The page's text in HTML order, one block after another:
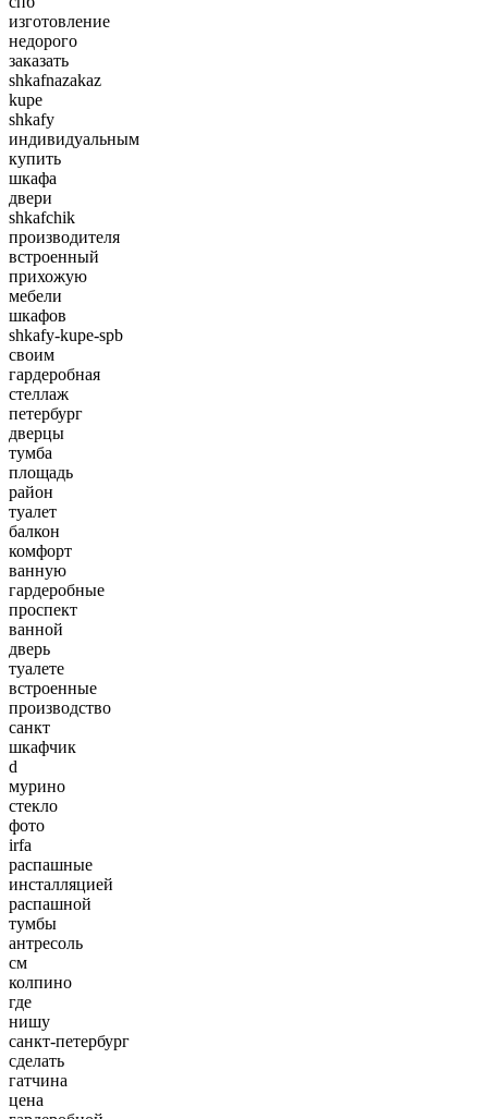
изготовление
недорого
заказать
shkafnazakaz
kupe
shkafy
индивидуальным
купить
шкафа
двери
shkafchik
производителя
встроенный
прихожую
мебели
шкафов
shkafy-kupe-spb
своим
гардеробная
стеллаж
петербург
дверцы
тумба
площадь
район
туалет
балкон
комфорт
ванную
гардеробные
проспект
ванной
дверь
туалете
встроенные
производство
санкт
шкафчик
d
мурино
стекло
фото
irfa
распашные
инсталляцией
распашной
тумбы
антресоль
см
колпино
где
нишу
санкт-петербург
сделать
гатчина
цена